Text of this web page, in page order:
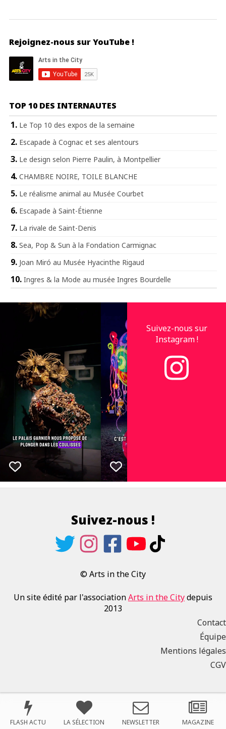
Rejoignez-nous sur YouTube !
TOP 10 DES INTERNAUTES
Le Top 10 des expos de la semaine
Escapade à Cognac et ses alentours
Le design selon Pierre Paulin, à Montpellier
CHAMBRE NOIRE, TOILE BLANCHE
Le réalisme animal au Musée Courbet
Escapade à Saint-Étienne
La rivale de Saint-Denis
Sea, Pop & Sun à la Fondation Carmignac
Joan Miró au Musée Hyacinthe Rigaud
Ingres & la Mode au musée Ingres Bourdelle
Suivez-nous sur
Instagram !
Suivez-nous !
© Arts in the City
Un site édité par l'associationArts in the Citydepuis
2013
Contact
Équipe
Mentions légales
CGV
FLASH ACTU LA SÉLECTION NEWSLETTER MAGAZINE